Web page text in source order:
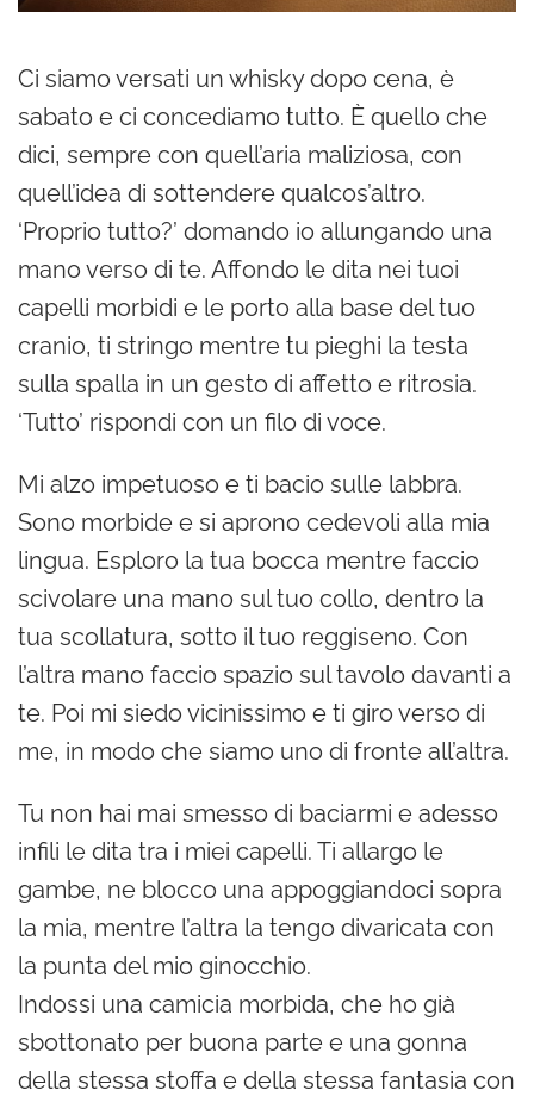
Ci siamo versati un whisky dopo cena, è
sabato e ci concediamo tutto. È quello che
dici, sempre con quell’aria maliziosa, con
quell’idea di sottendere qualcos’altro.
‘Proprio tutto?’ domando io allungando una
mano verso di te. Affondo le dita nei tuoi
capelli morbidi e le porto alla base del tuo
cranio, ti stringo mentre tu pieghi la testa
sulla spalla in un gesto di affetto e ritrosia.
‘Tutto’ rispondi con un filo di voce.
Mi alzo impetuoso e ti bacio sulle labbra.
Sono morbide e si aprono cedevoli alla mia
lingua. Esploro la tua bocca mentre faccio
scivolare una mano sul tuo collo, dentro la
tua scollatura, sotto il tuo reggiseno. Con
l’altra mano faccio spazio sul tavolo davanti a
te. Poi mi siedo vicinissimo e ti giro verso di
me, in modo che siamo uno di fronte all’altra.
Tu non hai mai smesso di baciarmi e adesso
infili le dita tra i miei capelli. Ti allargo le
gambe, ne blocco una appoggiandoci sopra
la mia, mentre l’altra la tengo divaricata con
la punta del mio ginocchio.
Indossi una camicia morbida, che ho già
sbottonato per buona parte e una gonna
della stessa stoffa e della stessa fantasia con